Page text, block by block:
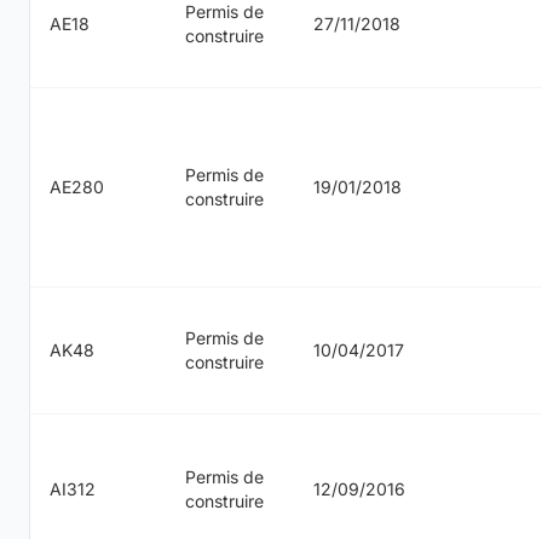
AE18
Permis de
construire
27/11/2018
AE280
Permis de
construire
19/01/2018
AK48
Permis de
construire
10/04/2017
AI312
Permis de
construire
12/09/2016